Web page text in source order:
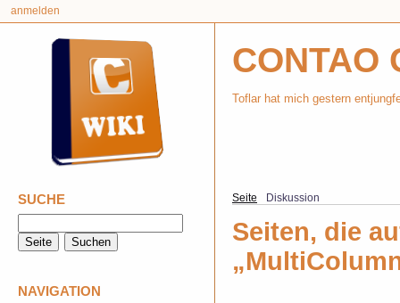
Seiten, die
Seite Diskussion
anmelden
CONTAO
Toflar hat mich gestern
SUCHE
NAVIGATION